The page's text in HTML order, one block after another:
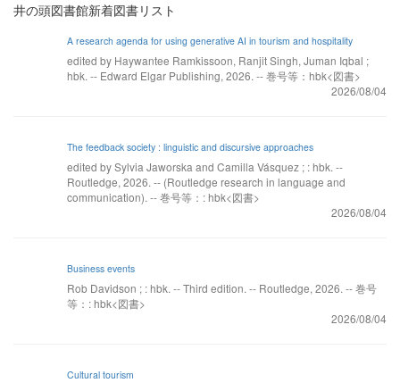
井の頭図書館新着図書リスト
A research agenda for using generative AI in tourism and hospitality
edited by Haywantee Ramkissoon, Ranjit Singh, Juman Iqbal ;
hbk. -- Edward Elgar Publishing, 2026. -- 巻号等：hbk<図書>
2026/08/04
The feedback society : linguistic and discursive approaches
edited by Sylvia Jaworska and Camilla Vásquez ; : hbk. --
Routledge, 2026. -- (Routledge research in language and
communication). -- 巻号等：: hbk<図書>
2026/08/04
Business events
Rob Davidson ; : hbk. -- Third edition. -- Routledge, 2026. -- 巻号
等：: hbk<図書>
2026/08/04
Cultural tourism